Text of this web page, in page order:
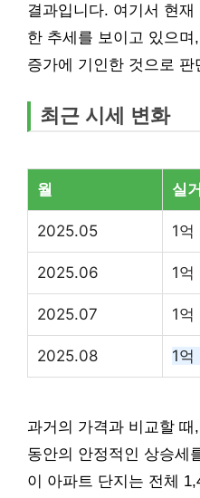
결과입니다. 여기서 현
한 추세를 보이고 있으
증가에 기인한 것으로 판
최근 시세 변화
월 실
2025.05 1억
2025.06 1
2025.07 1
2025.08 1
과거의 가격과 비교할 때,
동안의 안정적인 상승세
이 아파트 단지는 전체